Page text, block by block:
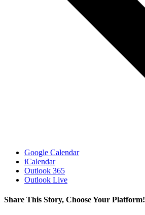
Google Calendar
iCalendar
Outlook 365
Outlook Live
Share This Story, Choose Your Platform!